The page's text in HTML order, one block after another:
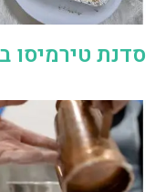
סדנת טירמיסו